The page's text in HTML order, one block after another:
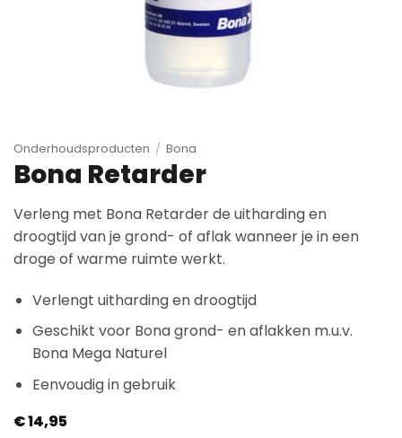
Onderhoudsproducten / Bona
Bona Retarder
Verleng met Bona Retarder de uitharding en
droogtijd van je grond- of aflak wanneer je in een
droge of warme ruimte werkt.
Verlengt uitharding en droogtijd
Geschikt voor Bona grond- en aflakken m.u.v.
Bona Mega Naturel
Eenvoudig in gebruik
€14,95